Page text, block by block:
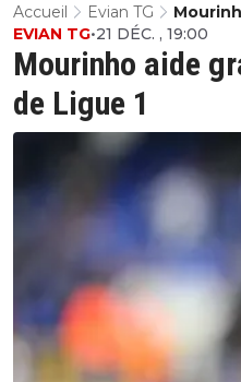
Accueil Evian TG
Ligue 1
Mourinho aide
de Ligue 1
EVIAN TG•21 DÉC. , 19:00